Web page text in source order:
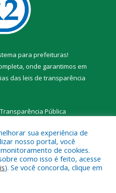
para prefeituras!
onde garantimos em
das leis de transparência
Pública
a Prefeitura Municipal de Novo
sua experiência de
nosso portal, você
de cookies.
como isso é feito, acesse
). Se você concorda, clique em